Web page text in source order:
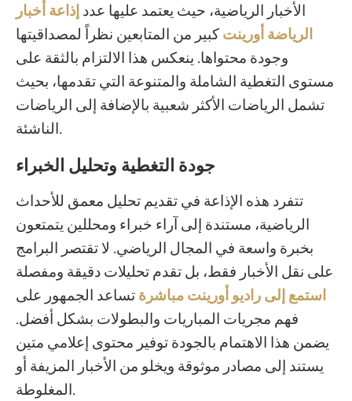
الأخبار الرياضية، حيث يعتمد عليها عدد إذاعة أخبار
الرياضة أورينت كبير من المتابعين نظراً لمصداقيتها
وجودة محتواها. ينعكس هذا الالتزام بالثقة على
مستوى التغطية الشاملة والمتنوعة التي تقدمها، بحيث
تشمل الرياضات الأكثر شعبية بالإضافة إلى الرياضات
الناشئة.
جودة التغطية وتحليل الخبراء
تتفرد هذه الإذاعة في تقديم تحليل معمق للأحداث
الرياضية، مستندة إلى آراء خبراء ومحللين يتمتعون
بخبرة واسعة في المجال الرياضي. لا تقتصر البرامج
على نقل الأخبار فقط، بل تقدم تحليلات دقيقة ومفصلة
استمع إلى راديو أورينت مباشرة تساعد الجمهور على
فهم مجريات المباريات والبطولات بشكل أفضل.
يضمن هذا الاهتمام بالجودة توفير محتوى إعلامي متين
يستند إلى مصادر موثوقة ويخلو من الأخبار المزيفة أو
المغلوطة.